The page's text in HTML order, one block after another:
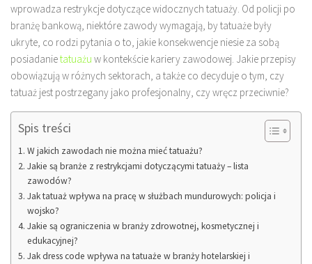
wprowadza restrykcje dotyczące widocznych tatuaży. Od policji po
branżę bankową, niektóre zawody wymagają, by tatuaże były
ukryte, co rodzi pytania o to, jakie konsekwencje niesie za sobą
posiadanietatuażu w kontekście kariery zawodowej. Jakie przepisy
obowiązują w różnych sektorach, a także co decyduje o tym, czy
tatuaż jest postrzegany jako profesjonalny, czy wręcz przeciwnie?
Spis treści
W jakich zawodach nie można mieć tatuażu?
Jakie są branże z restrykcjami dotyczącymi tatuaży – lista
zawodów?
Jak tatuaż wpływa na pracę w służbach mundurowych: policja i
wojsko?
Jakie są ograniczenia w branży zdrowotnej, kosmetycznej i
edukacyjnej?
Jak dress code wpływa na tatuaże w branży hotelarskiej i